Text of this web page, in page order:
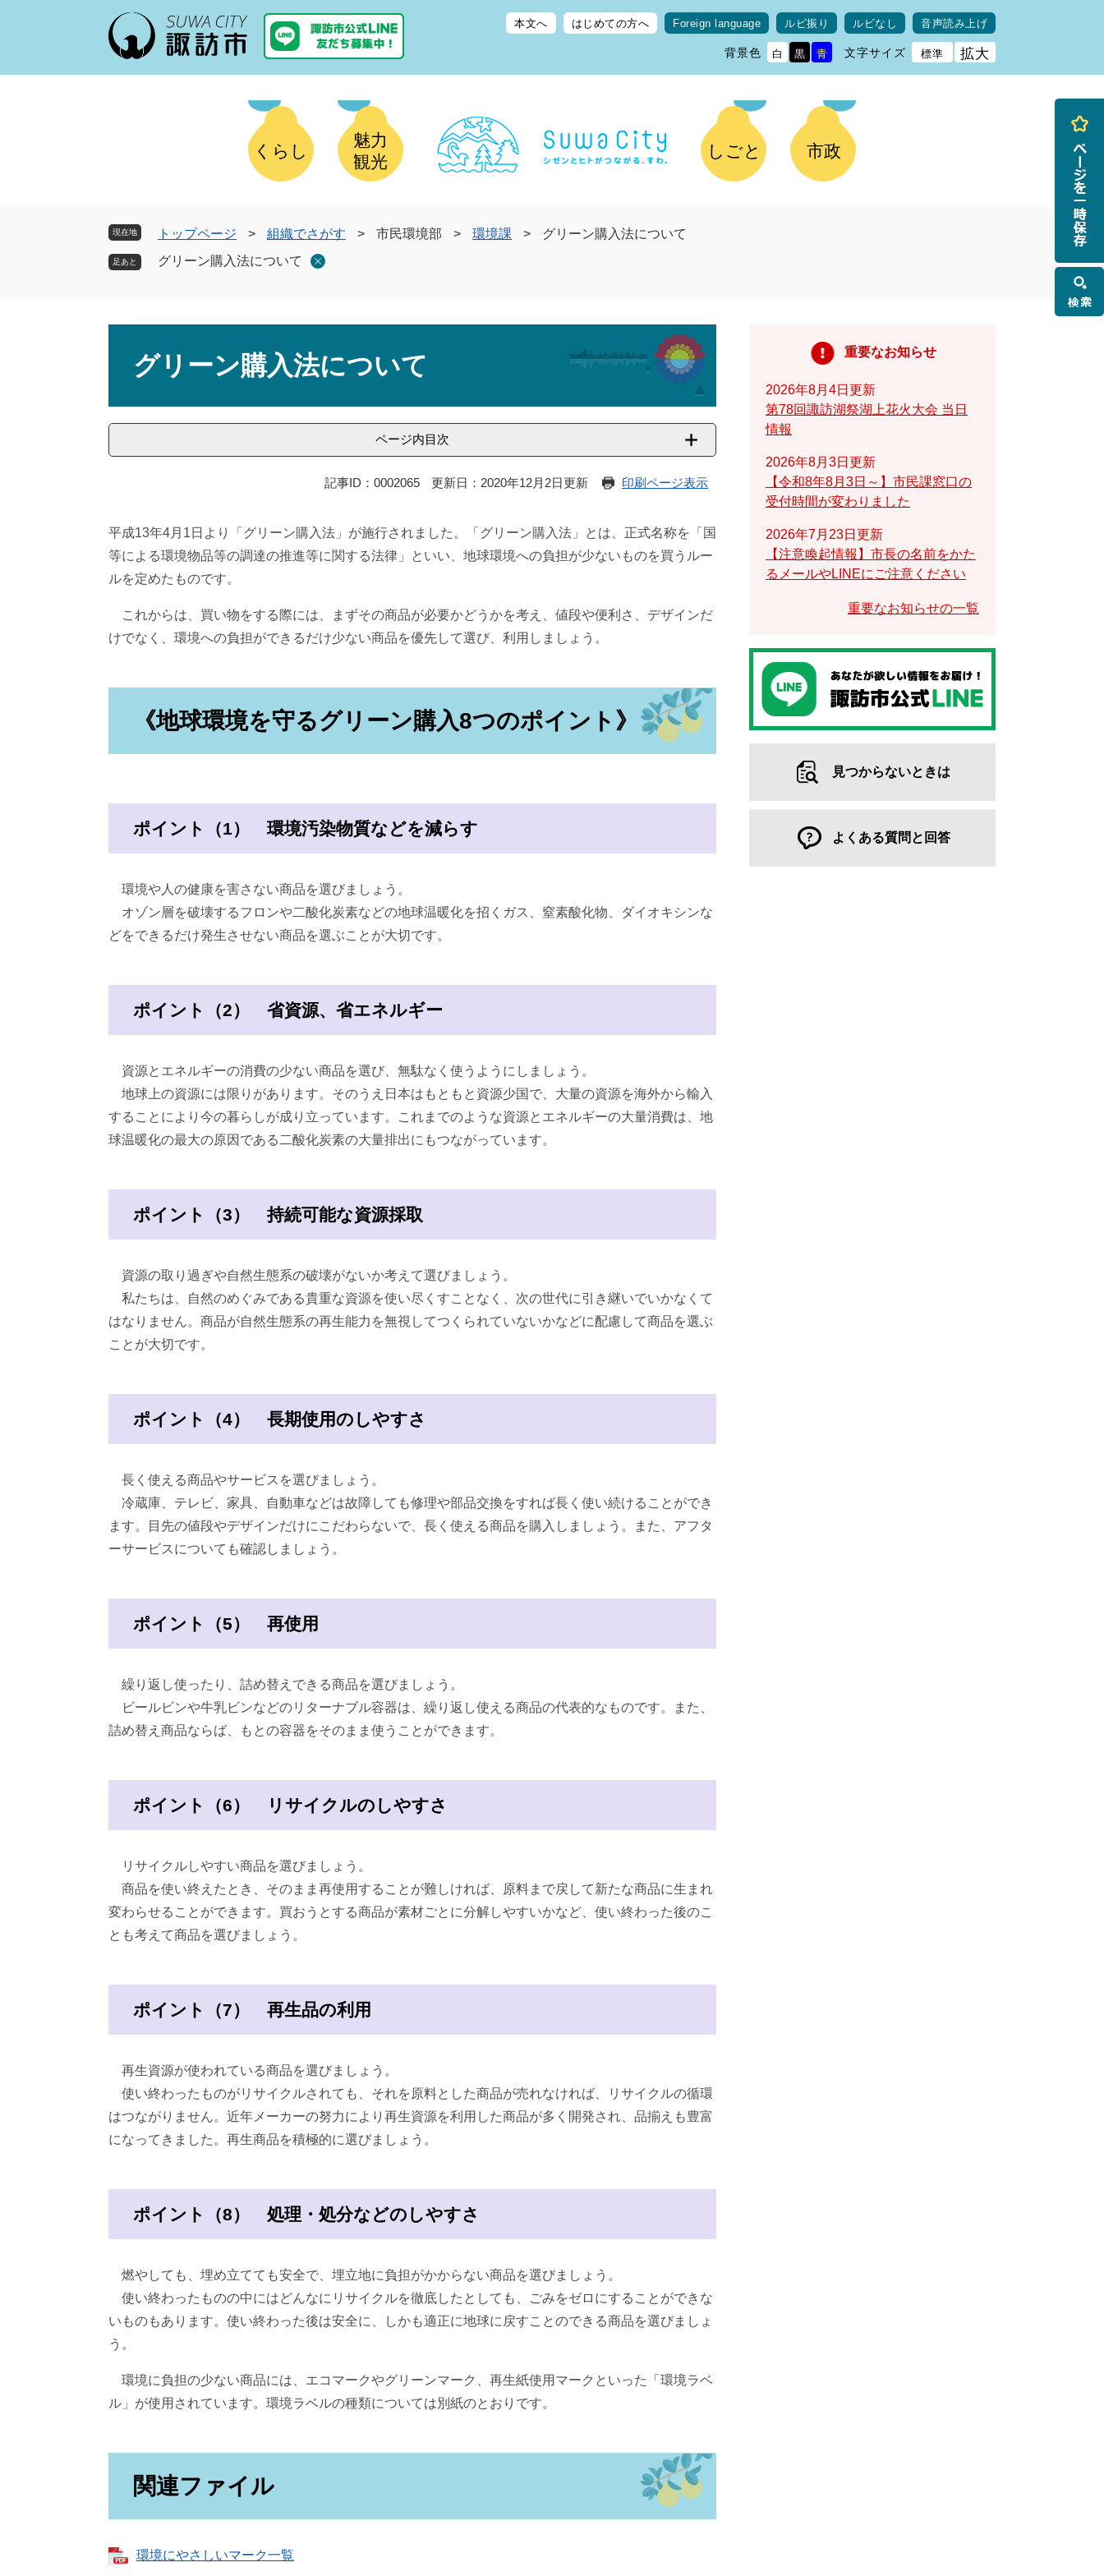
本文へ はじめての方へ Foreign language ルビ振り ルビなし 音声読み上げ
背景色 白 黒 青 文字サイズ 標準 拡大
くらし
魅力
観光
しごと 市政
現在地 トップページ > 組織でさがす > 市民環境部 > 環境課 >
グリーン購入法について
グリーン購入法について
グリーン購入法について
ページ内目次
記事ID：0002065 更新日：2020年12月2日更新 印刷ページ表示
平成13年4月1日より「グリーン購入法」が施行されました。「グリーン購入法」とは、正式名称を「国
等による環境物品等の調達の推進等に関する法律」といい、地球環境への負担が少ないものを買うルー
ルを定めたものです。
これからは、買い物をする際には、まずその商品が必要かどうかを考え、値段や便利さ、デザインだ
けでなく、環境への負担ができるだけ少ない商品を優先して選び、利用しましょう。
《地球環境を守るグリーン購入8つのポイント》
ポイント（1） 環境汚染物質などを減らす
環境や人の健康を害さない商品を選びましょう。
オゾン層を破壊するフロンや二酸化炭素などの地球温暖化を招くガス、窒素酸化物、ダイオキシンな
どをできるだけ発生させない商品を選ぶことが大切です。
ポイント（2） 省資源、省エネルギー
資源とエネルギーの消費の少ない商品を選び、無駄なく使うようにしましょう。
地球上の資源には限りがあります。そのうえ日本はもともと資源少国で、大量の資源を海外から輸入
することにより今の暮らしが成り立っています。これまでのような資源とエネルギーの大量消費は、地
球温暖化の最大の原因である二酸化炭素の大量排出にもつながっています。
ポイント（3） 持続可能な資源採取
資源の取り過ぎや自然生態系の破壊がないか考えて選びましょう。
私たちは、自然のめぐみである貴重な資源を使い尽くすことなく、次の世代に引き継いでいかなくて
はなりません。商品が自然生態系の再生能力を無視してつくられていないかなどに配慮して商品を選ぶ
ことが大切です。
ポイント（4） 長期使用のしやすさ
長く使える商品やサービスを選びましょう。
冷蔵庫、テレビ、家具、自動車などは故障しても修理や部品交換をすれば長く使い続けることができ
ます。目先の値段やデザインだけにこだわらないで、長く使える商品を購入しましょう。また、アフタ
ーサービスについても確認しましょう。
ポイント（5） 再使用
繰り返し使ったり、詰め替えできる商品を選びましょう。
ビールビンや牛乳ビンなどのリターナブル容器は、繰り返し使える商品の代表的なものです。また、
詰め替え商品ならば、もとの容器をそのまま使うことができます。
ポイント（6） リサイクルのしやすさ
リサイクルしやすい商品を選びましょう。
商品を使い終えたとき、そのまま再使用することが難しければ、原料まで戻して新たな商品に生まれ
変わらせることができます。買おうとする商品が素材ごとに分解しやすいかなど、使い終わった後のこ
とも考えて商品を選びましょう。
ポイント（7） 再生品の利用
再生資源が使われている商品を選びましょう。
使い終わったものがリサイクルされても、それを原料とした商品が売れなければ、リサイクルの循環
はつながりません。近年メーカーの努力により再生資源を利用した商品が多く開発され、品揃えも豊富
になってきました。再生商品を積極的に選びましょう。
ポイント（8） 処理・処分などのしやすさ
燃やしても、埋め立てても安全で、埋立地に負担がかからない商品を選びましょう。
使い終わったものの中にはどんなにリサイクルを徹底したとしても、ごみをゼロにすることができな
いものもあります。使い終わった後は安全に、しかも適正に地球に戻すことのできる商品を選びましょ
う。
環境に負担の少ない商品には、エコマークやグリーンマーク、再生紙使用マークといった「環境ラベ
ル」が使用されています。環境ラベルの種類については別紙のとおりです。
関連ファイル
環境にやさしいマーク一覧
重要なお知らせ
2026年8月4日更新
第78回諏訪湖祭湖上花火大会 当日
情報
2026年8月3日更新
【令和8年8月3日～】市民課窓口の
受付時間が変わりました
2026年7月23日更新
【注意喚起情報】市長の名前をかた
るメールやLINEにご注意ください
重要なお知らせの一覧
見つからないときは
よくある質問と回答